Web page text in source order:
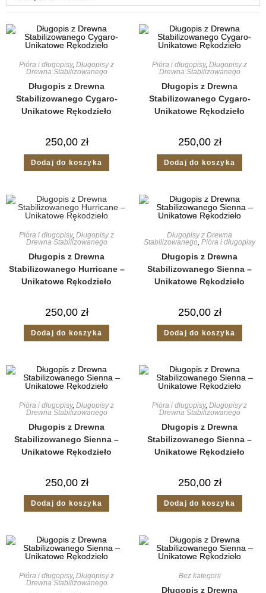
Pióra i długopisy, Długopisy z
Drewna Stabilizowanego
Długopis z Drewna
Stabilizowanego Cygaro-
Unikatowe Rękodzieło
250,00 zł
Dodaj do koszyka
Pióra i długopisy, Długopisy z
Drewna Stabilizowanego
Długopis z Drewna
Stabilizowanego Cygaro-
Unikatowe Rękodzieło
250,00 zł
Dodaj do koszyka
Pióra i długopisy, Długopisy z
Drewna Stabilizowanego
Długopis z Drewna
Stabilizowanego Hurricane –
Unikatowe Rękodzieło
250,00 zł
Dodaj do koszyka
Długopisy z Drewna
Stabilizowanego, Pióra i długopisy
Długopis z Drewna
Stabilizowanego Sienna –
Unikatowe Rękodzieło
250,00 zł
Dodaj do koszyka
Pióra i długopisy, Długopisy z
Drewna Stabilizowanego
Długopis z Drewna
Stabilizowanego Sienna –
Unikatowe Rękodzieło
250,00 zł
Dodaj do koszyka
Pióra i długopisy, Długopisy z
Drewna Stabilizowanego
Długopis z Drewna
Stabilizowanego Sienna –
Unikatowe Rękodzieło
250,00 zł
Dodaj do koszyka
Pióra i długopisy, Długopisy z
Drewna Stabilizowanego
Bez kategorii
Długopis z Drewna